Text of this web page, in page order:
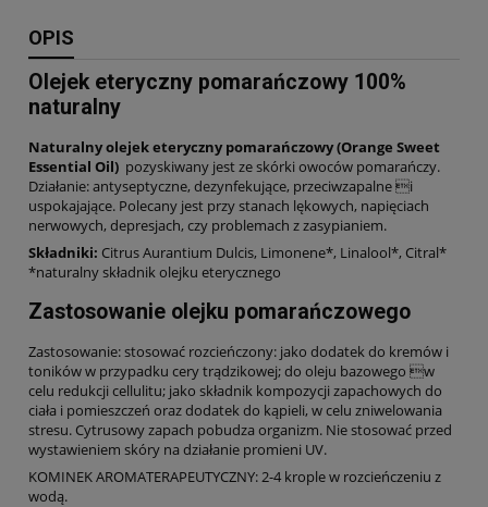
OPIS
Olejek eteryczny pomarańczowy 100%
naturalny
Naturalny olejek eteryczny pomarańczowy (Orange Sweet
Essential Oil) pozyskiwany jest ze skórki owoców pomarańczy.
Działanie: antyseptyczne, dezynfekujące, przeciwzapalne i
uspokajające. Polecany jest przy stanach lękowych, napięciach
nerwowych, depresjach, czy problemach z zasypianiem.
Składniki: Citrus Aurantium Dulcis, Limonene*, Linalool*, Citral*
*naturalny składnik olejku eterycznego
Zastosowanie olejku pomarańczowego
Zastosowanie: stosować rozcieńczony: jako dodatek do kremów i
toników w przypadku cery trądzikowej; do oleju bazowego w
celu redukcji cellulitu; jako składnik kompozycji zapachowych do
ciała i pomieszczeń oraz dodatek do kąpieli, w celu zniwelowania
stresu. Cytrusowy zapach pobudza organizm. Nie stosować przed
wystawieniem skóry na działanie promieni UV.
KOMINEK AROMATERAPEUTYCZNY: 2-4 krople w rozcieńczeniu z
wodą.